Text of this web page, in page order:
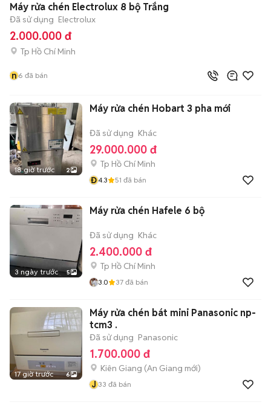
Máy rửa chén Electrolux 8 bộ Trắng
Đã sử dụng Electrolux
2.000.000 đ
Tp Hồ Chí Minh
n6 đã bán
18 giờ trước 2
Máy rửa chén Hobart 3 pha mới
Đã sử dụng Khác
29.000.000 đ
Tp Hồ Chí Minh
Đ4.3 51 đã bán
3 ngày trước 5
Máy rửa chén Hafele 6 bộ
Đã sử dụng Khác
2.400.000 đ
Tp Hồ Chí Minh
3.0 37 đã bán
17 giờ trước 6
Máy rửa chén bát mini Panasonic np-
tcm3 .
Đã sử dụng Panasonic
1.700.000 đ
Kiên Giang (An Giang mới)
J 33 đã bán